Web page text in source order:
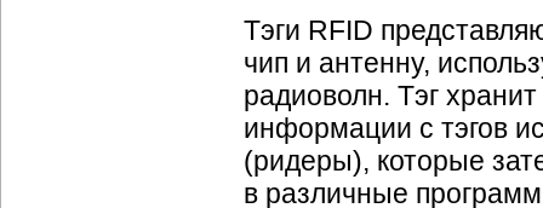
Тэги RFID
чип и антенну,
радиоволн. Тэг
информации с тэгов
(ридеры), которые
в различные